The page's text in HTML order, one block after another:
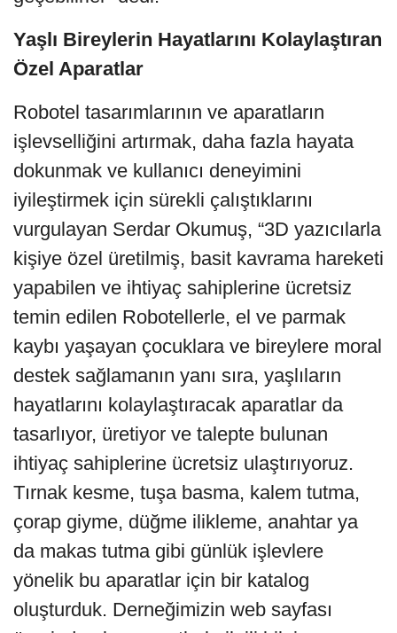
Yaşlı Bireylerin Hayatlarını Kolaylaştıran
Özel Aparatlar
Robotel tasarımlarının ve aparatların
işlevselliğini artırmak, daha fazla hayata
dokunmak ve kullanıcı deneyimini
iyileştirmek için sürekli çalıştıklarını
vurgulayan Serdar Okumuş, “3D yazıcılarla
kişiye özel üretilmiş, basit kavrama hareketi
yapabilen ve ihtiyaç sahiplerine ücretsiz
temin edilen Robotellerle, el ve parmak
kaybı yaşayan çocuklara ve bireylere moral
destek sağlamanın yanı sıra, yaşlıların
hayatlarını kolaylaştıracak aparatlar da
tasarlıyor, üretiyor ve talepte bulunan
ihtiyaç sahiplerine ücretsiz ulaştırıyoruz.
Tırnak kesme, tuşa basma, kalem tutma,
çorap giyme, düğme ilikleme, anahtar ya
da makas tutma gibi günlük işlevlere
yönelik bu aparatlar için bir katalog
oluşturduk. Derneğimizin web sayfası